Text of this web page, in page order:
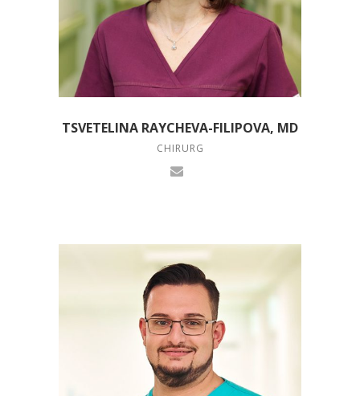
TSVETELINA RAYCHEVA-FILIPOVA, MD
CHIRURG